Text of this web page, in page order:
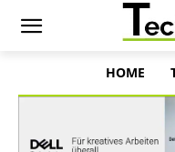
HOME